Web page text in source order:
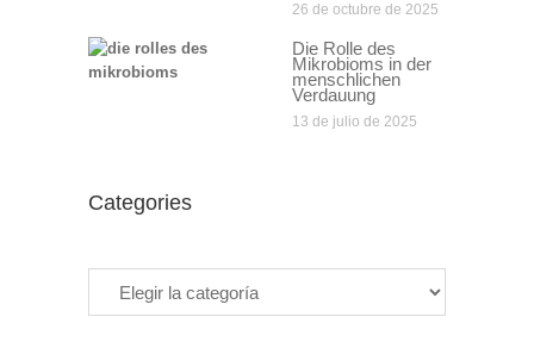
26 de octubre de 2025
Die Rolle des
Mikrobioms in der
menschlichen
Verdauung
13 de julio de 2025
Categories